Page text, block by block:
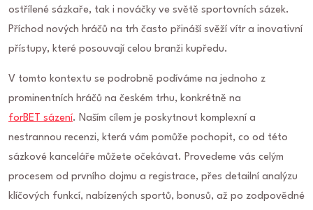
ostřílené sázkaře, tak i nováčky ve světě sportovních sázek.
Příchod nových hráčů na trh často přináší svěží vítr a inovativní
přístupy, které posouvají celou branži kupředu.
V tomto kontextu se podrobně podíváme na jednoho z
prominentních hráčů na českém trhu, konkrétně na
forBET sázení. Naším cílem je poskytnout komplexní a
nestrannou recenzi, která vám pomůže pochopit, co od této
sázkové kanceláře můžete očekávat. Provedeme vás celým
procesem od prvního dojmu a registrace, přes detailní analýzu
klíčových funkcí, nabízených sportů, bonusů, až po zodpovědné